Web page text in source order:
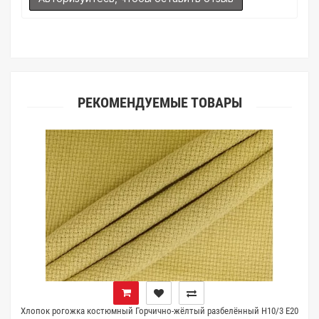
(ателье), то данная услуга поможет Вам улучшить работу с
РЕКОМЕНДУЕМЫЕ ТОВАРЫ
Хлопок рогожка костюмный Горчично-жёлтый разбелённый H10/3 E20